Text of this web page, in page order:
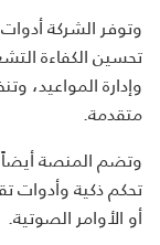
وتوفر الشركة
تحسين الكفاءة
وإدارة المواعيد،
متقدمة.
تحكم ذكية وأدوات
أو الأوامر الصوتية.